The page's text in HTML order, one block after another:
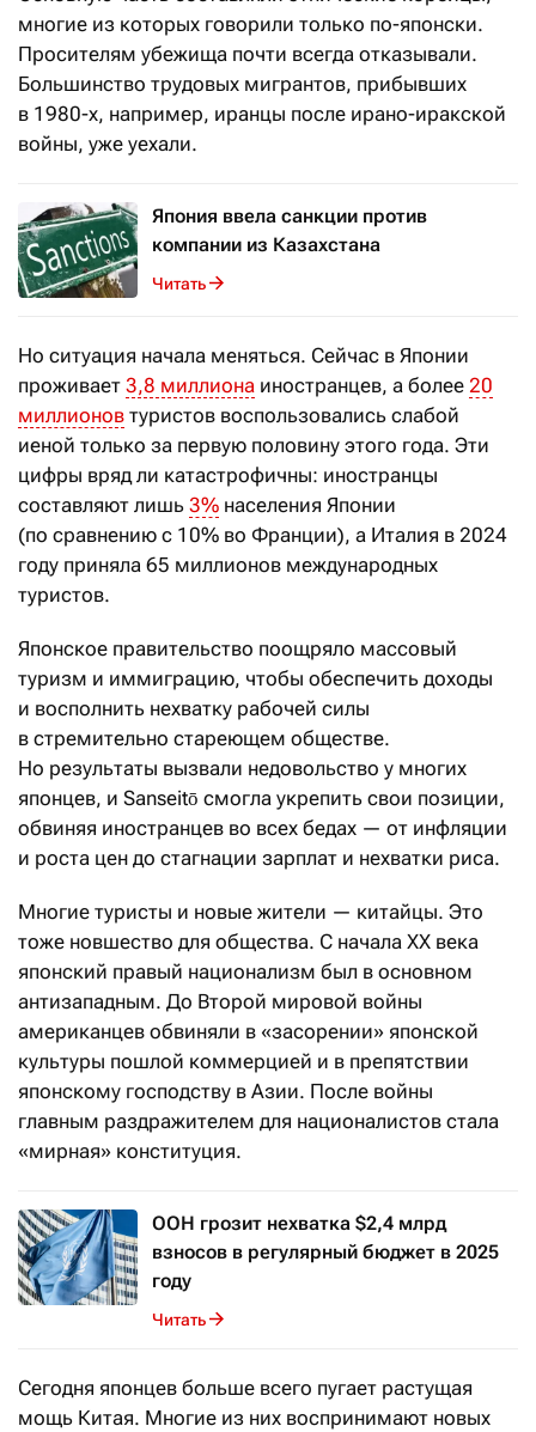
многие из которых говорили только по-японски.
Просителям убежища почти всегда отказывали.
Большинство трудовых мигрантов, прибывших
в 1980-х, например, иранцы после ирано-иракской
войны, уже уехали.
Япония ввела санкции против
компании из Казахстана
Читать
Но ситуация начала меняться. Сейчас в Японии
проживает 3,8 миллиона иностранцев, а более 20
миллионов туристов воспользовались слабой
иеной только за первую половину этого года. Эти
цифры вряд ли катастрофичны: иностранцы
составляют лишь 3% населения Японии
(по сравнению с 10% во Франции), а Италия в 2024
году приняла 65 миллионов международных
туристов.
Японское правительство поощряло массовый
туризм и иммиграцию, чтобы обеспечить доходы
и восполнить нехватку рабочей силы
в стремительно стареющем обществе.
Но результаты вызвали недовольство у многих
японцев, и Sanseitō смогла укрепить свои позиции,
обвиняя иностранцев во всех бедах — от инфляции
и роста цен до стагнации зарплат и нехватки риса.
Многие туристы и новые жители — китайцы. Это
тоже новшество для общества. С начала XX века
японский правый национализм был в основном
антизападным. До Второй мировой войны
американцев обвиняли в «засорении» японской
культуры пошлой коммерцией и в препятствии
японскому господству в Азии. После войны
главным раздражителем для националистов стала
«мирная» конституция.
ООН грозит нехватка $2,4 млрд
взносов в регулярный бюджет в 2025
году
Читать
Сегодня японцев больше всего пугает растущая
мощь Китая. Многие из них воспринимают новых